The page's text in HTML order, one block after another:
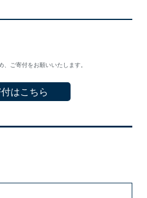
ご寄付をお願いいたします。
はこちら